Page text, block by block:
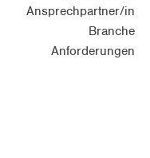
Ansprechpartner/in
Branche
Anforderungen